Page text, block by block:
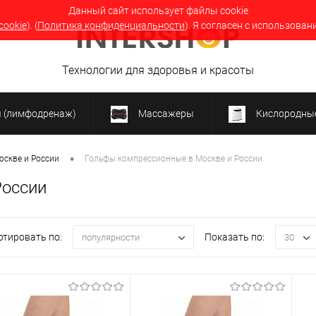
Данный сайт использует файлы cookie
). (Политика конфиденциальности). Я согласен с
Технологии для здоровья и красоты
(лимфодренаж) Массажеры
и России • Гольфы компрессионные в Москве и России
по: популярности Показать по: 30